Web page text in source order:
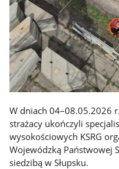
W dniach 04–08.05.2026
strażacy ukończyli
wysokościowych KSRG
Wojewódzką Państwowej
siedzibą w Słupsku.